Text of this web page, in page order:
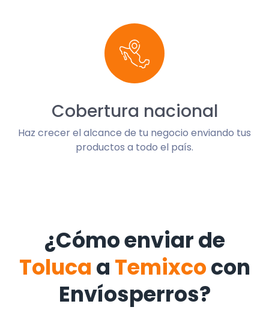
Cobertura nacional
Haz crecer el alcance de tu negocio enviando tus
productos a todo el país.
¿Cómo enviar de
Toluca a Temixcocon
Envíosperros?